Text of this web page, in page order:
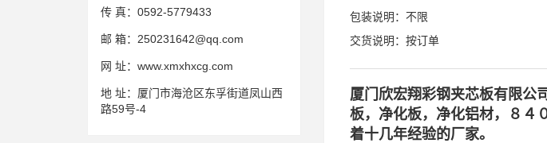
传 真： 0592-5779433
邮 箱： 250231642@qq.com
网 址： www.xmxhxcg.com
地 址： 厦门市海沧区东孚街道凤山西
路59号-4
包装说明：不限
交货说明：按订单
厦门欣宏翔彩钢夹芯板有限公
板，净化板，净化铝材，８４
着十几年经验的厂家。